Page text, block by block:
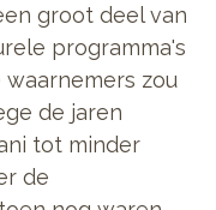
groot deel van
programma's
waarnemers zou
de jaren
tot minder
de